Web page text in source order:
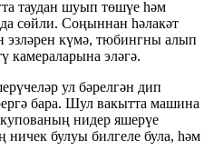
таудан шуып төшүе һәм
сөйли. Соңыннан һәлакәт
эзләрен күмә, тюбингны алып
камераларына эләгә.
ул бәрелгән дип
бара. Шул вакытта машина
нидер яшерүе
булуы билгеле була, һәм